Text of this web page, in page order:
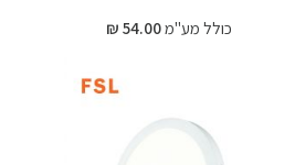
כולל מע"מ54.00 ₪